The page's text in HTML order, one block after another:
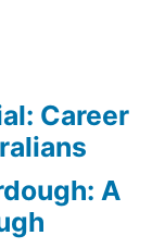
Career
A